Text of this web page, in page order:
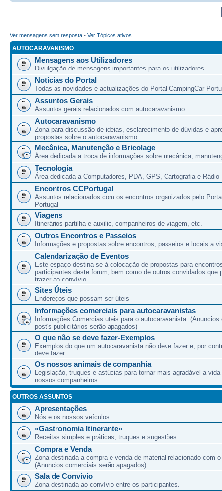
Ver mensagens sem resposta • Ver Tópicos ativos
AUTOCARAVANISMO
Mensagens aos Utilizadores
Divulgação de mensagens importantes para os utilizadores
Notícias do Portal
Todas as novidades e actualizações do Portal CampingCar
Assuntos Gerais
Assuntos gerais relacionados com autocaravanismo.
Autocaravanismo
Zona para discussão de ideias, esclarecimento de dúvidas e
propostas sobre o autocaravanismo.
Mecânica, Manutenção e Bricolage
Área dedicada a troca de informações sobre mecânica,
Tecnologia
Área dedicada a Computadores, PDA, GPS, Cartografia e Rádio
Encontros CCPortugal
Assuntos relacionados com os encontros organizados pelo
Portugal
Viagens
Itinerários-partilha e auxilio, companheiros de viagem, etc.
Outros Encontros e Passeios
Informações e propostas sobre encontros, passeios e locais a
Calendarização de Eventos
Este espaço destina-se à colocação de propostas para
participantes deste forum, bem como de outros convidados que
trazer ao convívio.
Sites Úteis
Endereços que possam ser úteis
Informações comerciais para autocaravanistas
Informações Comercias uteis para o autocaravanista. (Anuncios
post's publicitários serão apagados)
O que não se deve fazer-Exemplos
Exemplos do que um autocaravanista não deve fazer e, por
deve fazer.
Os nossos animais de companhia
Legislação, truques e astúcias para tornar mais agradável a vida
nossos companheiros.
OUTROS ASSUNTOS
Apresentações
Nós e os nossos veículos.
«Gastronomia Itinerante»
Receitas simples e práticas, truques e sugestões
Compra e Venda
Zona destinada a compra e venda de material relacionado com
(Anuncios comerciais serão apagados)
Sala de Convívio
Zona destinada ao convívio entre os participantes.